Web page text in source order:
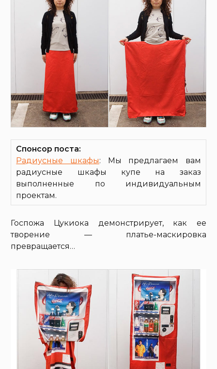
Спонсор поста:
Радиусные шкафы: Мы предлагаем вам
радиусные шкафы купе на заказ
выполненные по индивидуальным
проектам.
Госпожа Цукиока демонстрирует, как ее
творение — платье-маскировка
превращается…